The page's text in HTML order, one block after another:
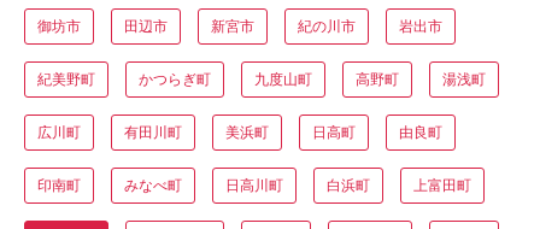
御坊市 田辺市 新宮市 紀の川市 岩出市
紀美野町 かつらぎ町 九度山町 高野町 湯浅町
広川町 有田川町 美浜町 日高町 由良町
印南町 みなべ町 日高川町 白浜町 上富田町